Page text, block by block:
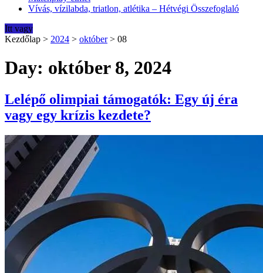
Vívás, vízilabda, triatlon, atlétika – Hétvégi Összefoglaló
Itt vagy
Kezdőlap > 2024 > október > 08
Day: október 8, 2024
Lelépő olimpiai támogatók: Egy új éra
vagy egy krízis kezdete?